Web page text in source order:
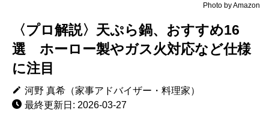
Photo by Amazon
〈プロ解説〉天ぷら鍋、おすすめ16
選 ホーロー製やガス火対応など仕様
に注目
河野 真希（家事アドバイザー・料理家）
最終更新日: 2026-03-27